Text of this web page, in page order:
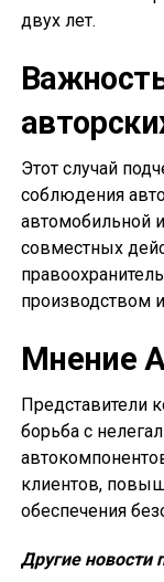
двух лет.
Этот случай
соблюдения
автомобильной
совместных
производством
Мнение
Представители
борьба с
клиентов,
обеспечения
Другие новости